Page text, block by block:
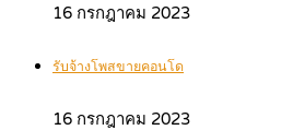
16 กรกฎาคม 2023
รับจ้างโพสขายคอนโด
16 กรกฎาคม 2023